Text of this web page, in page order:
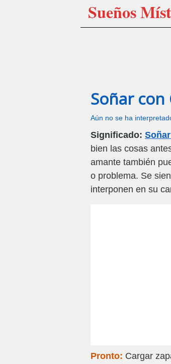
Sueños
Soñar con
Aún no se ha
Significado:
bien las cosas
amante también
o problema. Se
interponen en su
Pronto: Cargar